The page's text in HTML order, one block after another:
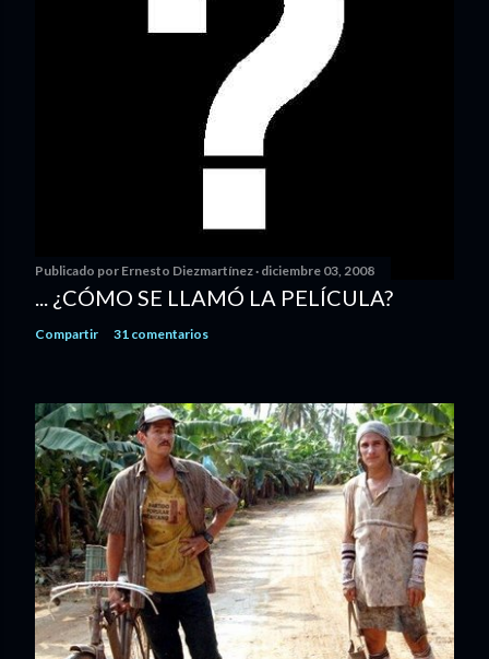
Publicado por Ernesto Diezmartínez diciembre 03, 2008
... ¿CÓMO SE LLAMÓ LA PELÍCULA?
Compartir 31 comentarios